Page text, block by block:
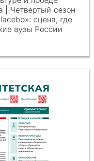
| Четвертый сезон
сцена, где
вузы России